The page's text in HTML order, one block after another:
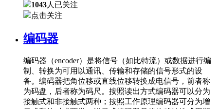
1043人已关注
点击关注
编码器
编码器（encoder）是将信号（如比特流）或数据进行编
制、转换为可用以通讯、传输和存储的信号形式的设
备。编码器把角位移或直线位移转换成电信号，前者称
为码盘，后者称为码尺。按照读出方式编码器可以分为
接触式和非接触式两种；按照工作原理编码器可分为增